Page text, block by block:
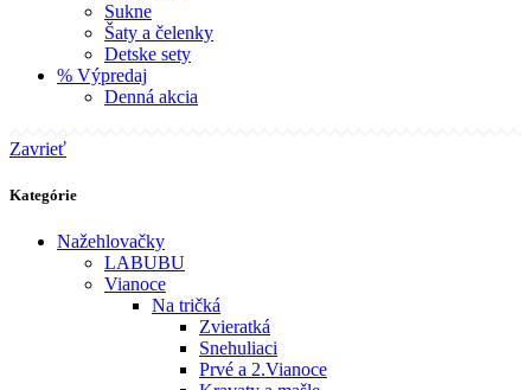
Sukne
Šaty a čelenky
Detske sety
% Výpredaj
Denná akcia
Zavrieť
Kategórie
Nažehlovačky
LABUBU
Vianoce
Na tričká
Zvieratká
Snehuliaci
Prvé a 2.Vianoce